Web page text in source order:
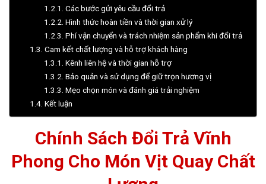
Các bước gửi yêu cầu đổi trả
Hình thức hoàn tiền và thời gian xử lý
Phí vận chuyển và trách nhiệm sản phẩm khi đổi trả
Cam kết chất lượng và hỗ trợ khách hàng
Kênh liên hệ và thời gian hỗ trợ
Bảo quản và sử dụng để giữ trọn hương vị
Mẹo chọn món và đánh giá trải nghiệm
Kết luận
Chính Sách Đổi Trả Vĩnh
Phong Cho Món Vịt Quay Chất